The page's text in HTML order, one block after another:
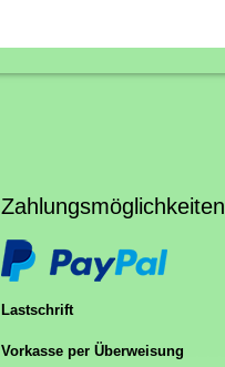
Zahlungsmöglichkeiten
Lastschrift
Vorkasse per Überweisung